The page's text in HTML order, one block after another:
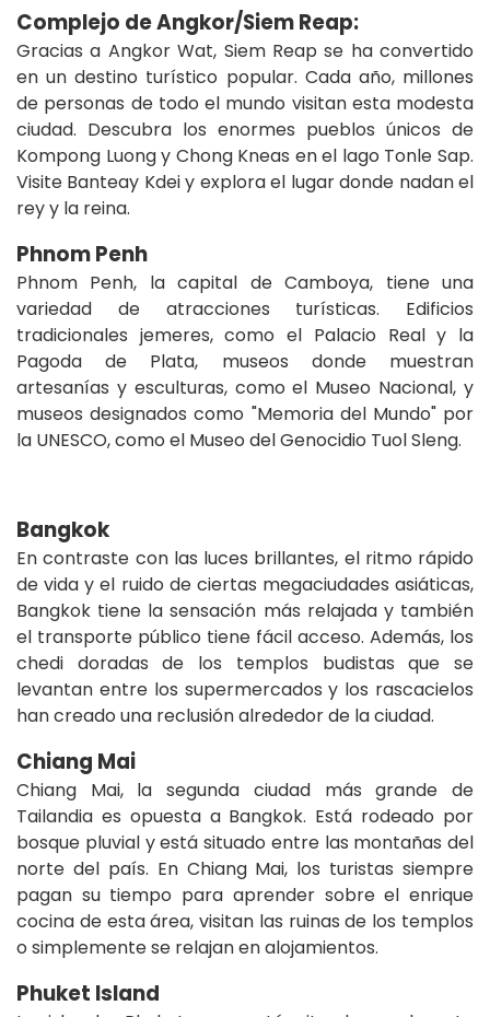
Complejo de Angkor/Siem Reap:
Gracias a Angkor Wat, Siem Reap se ha convertido
en un destino turístico popular. Cada año, millones
de personas de todo el mundo visitan esta modesta
ciudad. Descubra los enormes pueblos únicos de
Kompong Luong y Chong Kneas en el lago Tonle Sap.
Visite Banteay Kdei y explora el lugar donde nadan el
rey y la reina.
Phnom Penh
Phnom Penh, la capital de Camboya, tiene una
variedad de atracciones turísticas. Edificios
tradicionales jemeres, como el Palacio Real y la
Pagoda de Plata, museos donde muestran
artesanías y esculturas, como el Museo Nacional, y
museos designados como "Memoria del Mundo" por
la UNESCO, como el Museo del Genocidio Tuol Sleng.
Bangkok
En contraste con las luces brillantes, el ritmo rápido
de vida y el ruido de ciertas megaciudades asiáticas,
Bangkok tiene la sensación más relajada y también
el transporte público tiene fácil acceso. Además, los
chedi doradas de los templos budistas que se
levantan entre los supermercados y los rascacielos
han creado una reclusión alrededor de la ciudad.
Chiang Mai
Chiang Mai, la segunda ciudad más grande de
Tailandia es opuesta a Bangkok. Está rodeado por
bosque pluvial y está situado entre las montañas del
norte del país. En Chiang Mai, los turistas siempre
pagan su tiempo para aprender sobre el enrique
cocina de esta área, visitan las ruinas de los templos
o simplemente se relajan en alojamientos.
Phuket Island